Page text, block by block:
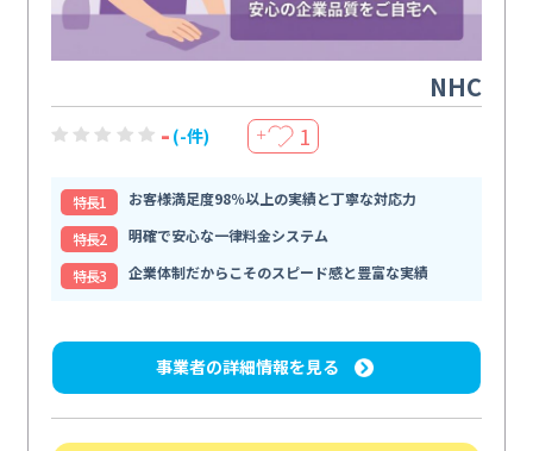
NHC
- (-件) ＋ 1
特⻑1
お客様満足度98％以上の実績と丁寧な対応力
特⻑2
明確で安心な一律料金システム
特⻑3
企業体制だからこそのスピード感と豊富な実績
事業者の詳細情報を見る